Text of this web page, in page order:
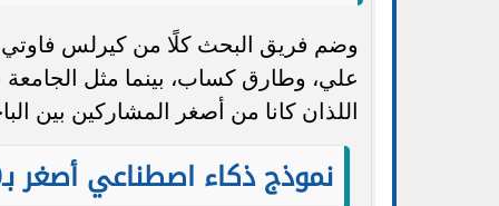
وضم فريق البحث كلًا من كيرلس
علي، وطارق كساب، بينما مثل
اللذان كانا من أصغر المشاركين بين
نموذج ذكاء اصطناعي أصغر بـ10 مرات وأكثر كفاءة